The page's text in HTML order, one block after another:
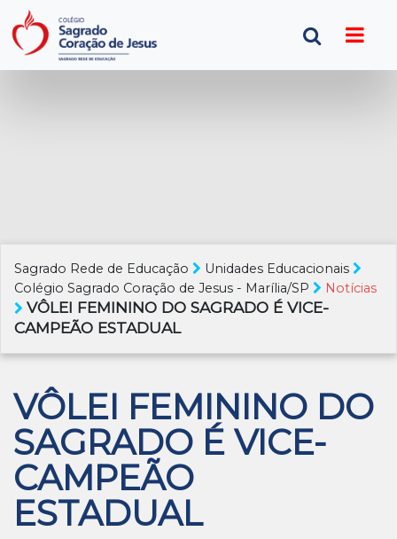
Sagrado Rede de Educação
Unidades Educacionais
Colégio Sagrado Coração de Jesus - Marília/SP
Notícias
VÔLEI FEMININO DO SAGRADO É VICE-
CAMPEÃO ESTADUAL
VÔLEI FEMININO DO
SAGRADO É VICE-
CAMPEÃO
ESTADUAL